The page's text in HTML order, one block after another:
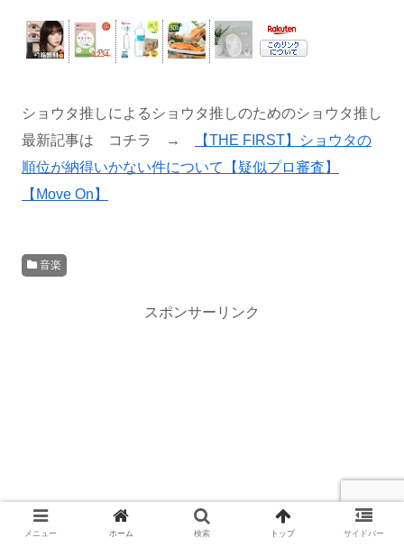
ショウタ推しによるショウタ推しのためのショウタ推し
最新記事は コチラ →
【THE FIRST】ショウタの
順位が納得いかない件について【疑似プロ審査】
【Move On】
音楽
スポンサーリンク
メニュー ホーム 検索 トップ サイドバー